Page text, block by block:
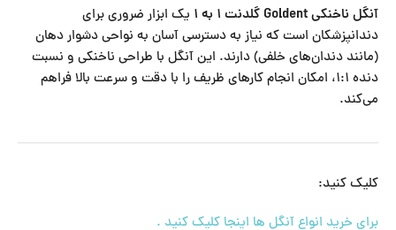
آنگل ناخنکی Goldent گلدنت ۱ به ۱
یک ابزار ضروری برای
دندانپزشکان است که نیاز به دسترسی آسان به نواحی دشوار دهان
(مانند دندان‌های خلفی) دارند. این آنگل با طراحی ناخنکی و نسبت
دنده ۱:۱، امکان انجام کارهای ظریف را با دقت و سرعت بالا فراهم
می‌کند.
کلیک کنید:
برای خرید انواع آنگل ها اینجا کلیک کنید .